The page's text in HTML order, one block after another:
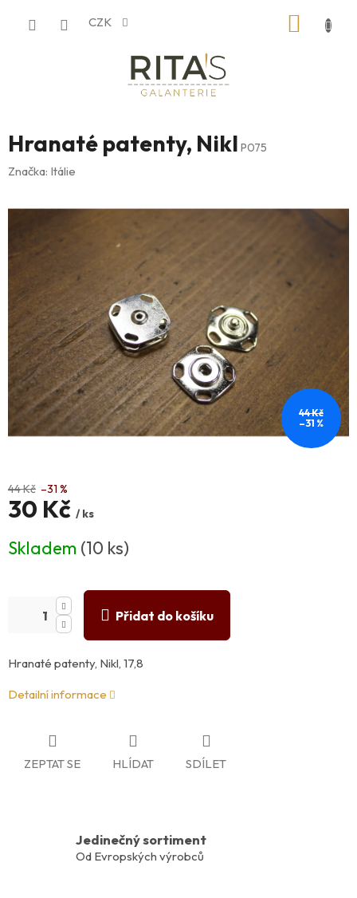
CZK
Hranaté patenty, Nikl P075
Značka: Itálie
44 Kč
–31 %
44 Kč –31 %
30 Kč / ks
cena:
Skladem (10 ks)
Přidat do košíku
Hranaté patenty, Nikl, 17,8
Detailní informace
ZEPTAT SE HLÍDAT SDÍLET
Jedinečný sortiment
Od Evropských výrobců